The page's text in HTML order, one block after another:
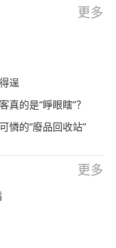
更多
逞
真的是“睜眼瞎”？
憐的“廢品回收站”
更多